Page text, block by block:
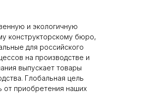
и экологичную
конструкторскому бюро,
для российского
на производстве и
выпускает товары
Глобальная цель
от приобретения наших